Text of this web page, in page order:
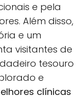
e pela
Além disso,
e um
visitantes de
tesouro
e
clínicas